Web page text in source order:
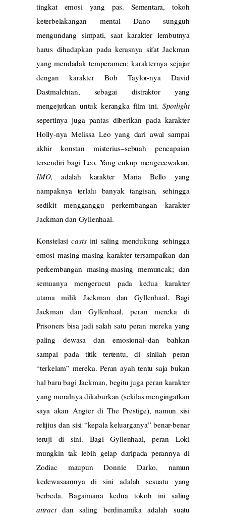
tingkat emosi yang pas. Sementara, tokoh
keterbelakangan mental Dano sungguh
mengundang simpati, saat karakter lembutnya
harus dihadapkan pada kerasnya sifat Jackman
yang mendadak temperamen; karakternya sejajar
dengan karakter Bob Taylor-nya David
Dastmalchian, sebagai distraktor yang
mengejutkan untuk kerangka film ini. Spotlight
sepertinya juga pantas diberikan pada karakter
Holly-nya Melissa Leo yang dari awal sampai
akhir konstan misterius–sebuah pencapaian
tersendiri bagi Leo. Yang cukup mengecewakan,
IMO, adalah karakter Maria Bello yang
nampaknya terlalu banyak tangisan, sehingga
sedikit mengganggu perkembangan karakter
Jackman dan Gyllenhaal.
Konstelasicastsini saling mendukung sehingga
emosi masing-masing karakter tersampaikan dan
perkembangan masing-masing memuncak; dan
semuanya mengerucut pada kedua karakter
utama milik Jackman dan Gyllenhaal. Bagi
Jackman dan Gyllenhaal, peran mereka di
Prisoners bisa jadi salah satu peran mereka yang
paling dewasa dan emosional–dan bahkan
sampai pada titik tertentu, di sinilah peran
“terkelam” mereka. Peran ayah tentu saja bukan
hal baru bagi Jackman, begitu juga peran karakter
yang moralnya dikaburkan (sekilas mengingatkan
saya akan Angier di The Prestige), namun sisi
relijius dan sisi “kepala keluarganya” benar-benar
teruji di sini. Bagi Gyllenhaal, peran Loki
mungkin tak lebih gelap daripada perannya di
Zodiac maupun Donnie Darko, namun
kedewasaannya di sini adalah sesuatu yang
berbeda. Bagaimana kedua tokoh ini saling
attractdan saling berdinamika adalah suatu